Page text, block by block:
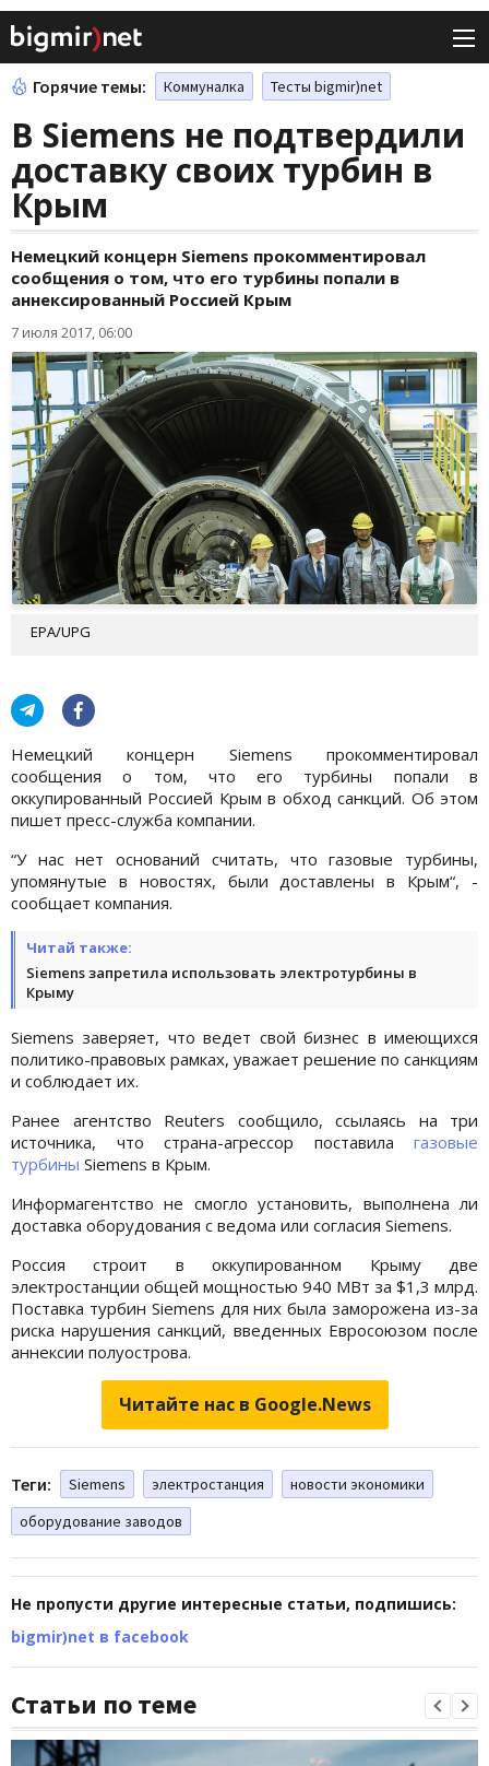
Горячие темы: Коммуналка Тесты bigmir)net
В Siemens не подтвердили
доставку своих турбин в
Крым
Немецкий концерн Siemens прокомментировал
сообщения о том, что его турбины попали в
аннексированный Россией Крым
7 июля 2017, 06:00
EPA/UPG
Немецкий концерн Siemens прокомментировал
сообщения о том, что его турбины попали в
оккупированный Россией Крым в обход санкций. Об этом
пишет пресс-служба компании.
“У нас нет оснований считать, что газовые турбины,
упомянутые в новостях, были доставлены в Крым“, -
сообщает компания.
Читай также:
Siemens запретила использовать электротурбины в
Крыму
Siemens заверяет, что ведет свой бизнес в имеющихся
политико-правовых рамках, уважает решение по санкциям
и соблюдает их.
Ранее агентство Reuters сообщило, ссылаясь на три
источника, что страна-агрессор поставила газовые
турбины Siemens в Крым.
Информагентство не смогло установить, выполнена ли
доставка оборудования с ведома или согласия Siemens.
Россия строит в оккупированном Крыму две
электростанции общей мощностью 940 МВт за $1,3 млрд.
Поставка турбин Siemens для них была заморожена из-за
риска нарушения санкций, введенных Евросоюзом после
аннексии полуострова.
Читайте нас в Google.News
Теги: Siemens электростанция
новости экономики
оборудование заводов
Не пропусти другие интересные статьи, подпишись:
bigmir)net в facebook
Статьи по теме